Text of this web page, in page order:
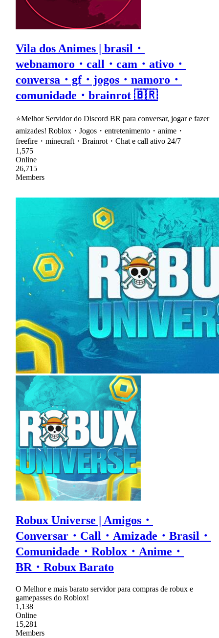
Vila dos Animes | brasil・
webnamoro・call・cam・ativo・
conversa・gf・jogos・namoro・
comunidade・brainrot 🇧🇷
⭐Melhor Servidor do Discord BR para conversar, jogar e fazer
amizades! Roblox・Jogos・entretenimento・anime・
freefire・minecraft・Brainrot・Chat e call ativo 24/7
1,575
Online
26,715
Members
Robux Universe | Amigos・
Conversar・Call・Amizade・Brasil・
Comunidade・Roblox・Anime・
BR・Robux Barato
O Melhor e mais barato servidor para compras de robux e
gamepasses do Roblox!
1,138
Online
15,281
Members